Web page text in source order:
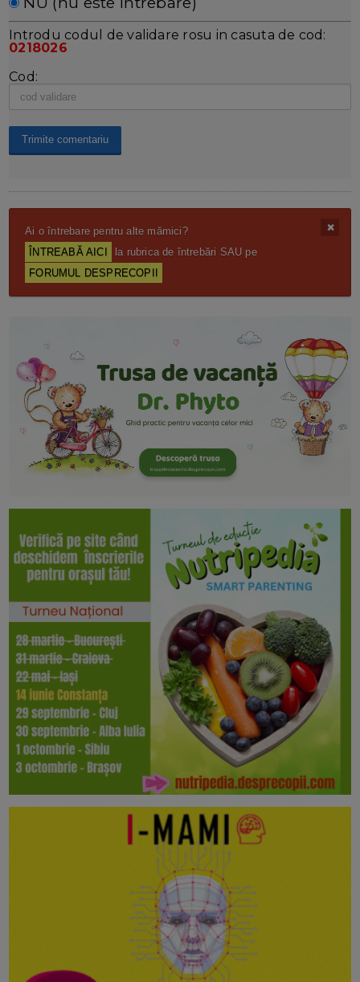
Introdu codul de validare rosu in casuta de cod:
0218026
Cod:
Ai o întrebare pentru alte mămici?
ÎNTREABĂ AICI
la rubrica de întrebări SAU pe
FORUMUL DESPRECOPII